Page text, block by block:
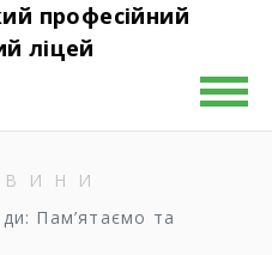
професійний
ліцей
Пам’ятаємо та